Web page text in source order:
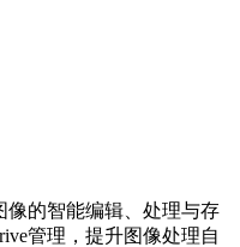
像的智能编辑、处理与存
管理，提升图像处理自